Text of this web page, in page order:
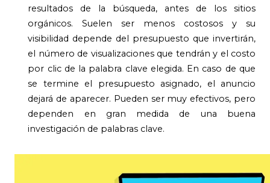
resultados de la búsqueda, antes de los sitios
orgánicos. Suelen ser menos costosos y su
visibilidad depende del presupuesto que invertirán,
el número de visualizaciones que tendrán y el costo
por clic de la palabra clave elegida. En caso de que
se termine el presupuesto asignado, el anuncio
dejará de aparecer. Pueden ser muy efectivos, pero
dependen en gran medida de una buena
investigación de palabras clave.